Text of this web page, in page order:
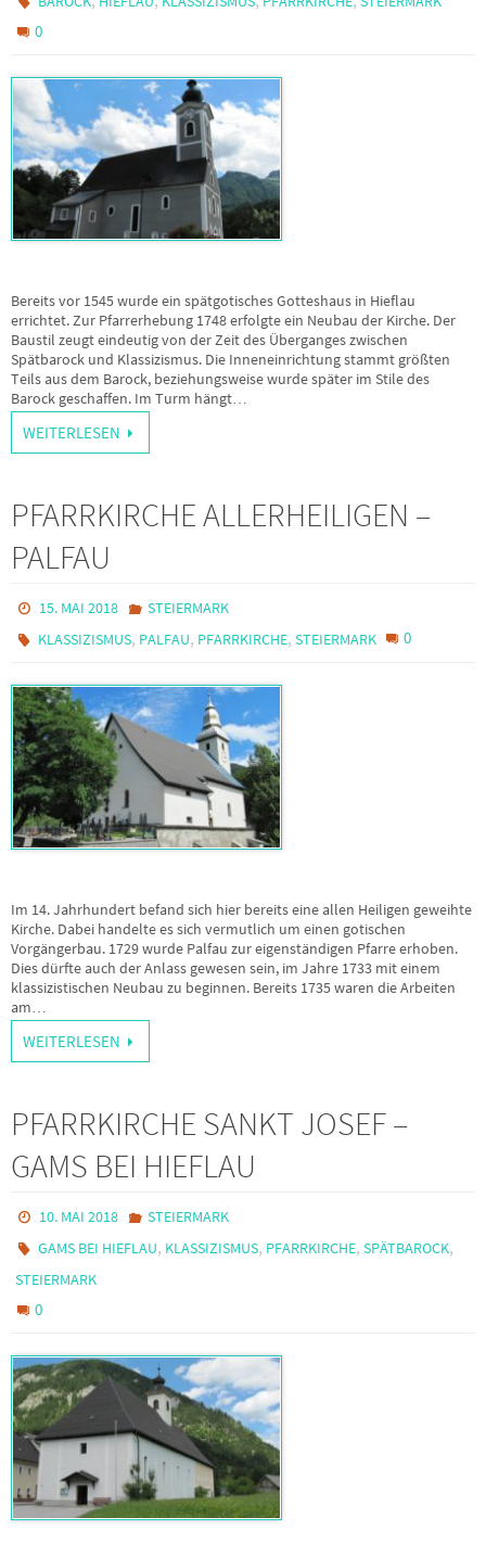
0
Bereits vor 1545 wurde ein spätgotisches Gotteshaus in Hieflau
errichtet. Zur Pfarrerhebung 1748 erfolgte ein Neubau der Kirche. Der
Baustil zeugt eindeutig von der Zeit des Überganges zwischen
Spätbarock und Klassizismus. Die Inneneinrichtung stammt größten
Teils aus dem Barock, beziehungsweise wurde später im Stile des
Barock geschaffen. Im Turm hängt…
WEITERLESEN
PFARRKIRCHE ALLERHEILIGEN –
PALFAU
15. MAI 2018
STEIERMARK
KLASSIZISMUS, PALFAU, PFARRKIRCHE,STEIERMARK 0
Im 14. Jahrhundert befand sich hier bereits eine allen Heiligen geweihte
Kirche. Dabei handelte es sich vermutlich um einen gotischen
Vorgängerbau. 1729 wurde Palfau zur eigenständigen Pfarre erhoben.
Dies dürfte auch der Anlass gewesen sein, im Jahre 1733 mit einem
klassizistischen Neubau zu beginnen. Bereits 1735 waren die Arbeiten
am…
WEITERLESEN
PFARRKIRCHE SANKT JOSEF –
GAMS BEI HIEFLAU
10. MAI 2018
STEIERMARK
GAMS BEI HIEFLAU, KLASSIZISMUS, PFARRKIRCHE,SPÄTBAROCK,
STEIERMARK
0